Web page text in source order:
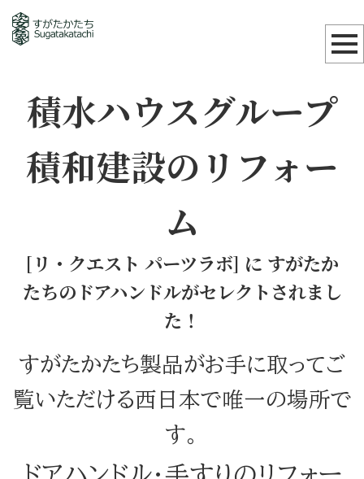
積水ハウスグループ
積和建設のリフォー
ム
[リ・クエスト パーツラボ] に すがたか
たちのドアハンドルがセレクトされまし
た！
すがたかたち製品がお手に取ってご
覧いただける西日本で唯一の場所で
す。